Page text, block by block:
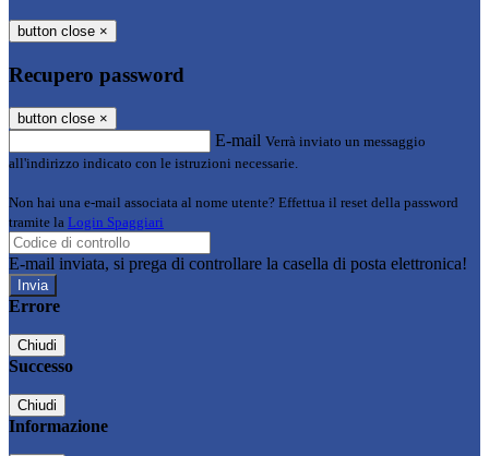
button close ×
Recupero password
button close ×
E-mail Verrà inviato un messaggio
all'indirizzo indicato con le istruzioni necessarie.
Non hai una e-mail associata al nome utente? Effettua il reset della password
tramite la Login Spaggiari
E-mail inviata, si prega di controllare la casella di posta elettronica!
Errore
Chiudi
Successo
Chiudi
Informazione